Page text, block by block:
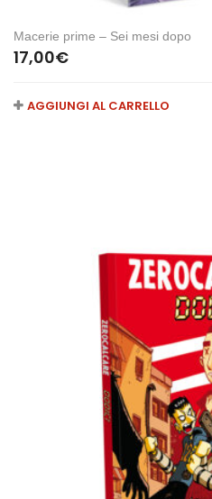
Macerie prime – Sei mesi dopo
17,00€
AGGIUNGI AL CARRELLO